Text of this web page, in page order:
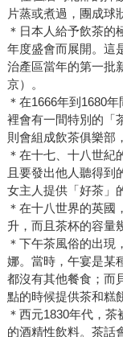
片蒸或煮過，團成球
＊日本人給予飲茶的
年度盛會而展開。這
治產區當年的第一批
京）。
＊在1666年到1680
裡會有一間特別的「
則會組成飲茶俱樂部
＊在十七、十八世紀
且要發出他人聽得到
女主人提供「好茶」
＊在十八世界的英國
升，而且茶杯的容量
＊下午茶風俗的出現
娜。當時，午宴是某
都沒有其他餐食；而
點的時候提供茶和糕
＊西元1830年代，
的酒精性飲料。茶話